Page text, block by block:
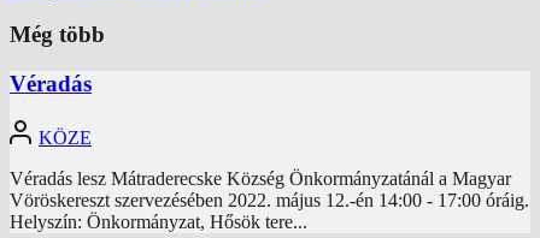
Még több
Véradás
KÖZE
Véradás lesz Mátraderecske Község Önkormányzatánál a Magyar
Vöröskereszt szervezésében 2022. május 12.-én 14:00 - 17:00 óráig.
Helyszín: Önkormányzat, Hősök tere...